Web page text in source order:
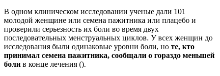
В одном клиническом исследовании ученые дали 101
молодой женщине или семена пажитника или плацебо и
проверили серьезность их боли во время двух
последовательных менструальных циклов. У всех женщин до
исследования были одинаковые уровни боли, но те, кто
принимал семена пажитника, сообщали о гораздо меньшей
боли в конце лечения ().